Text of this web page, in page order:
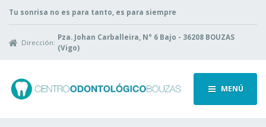
Tu sonrisa no es para tanto, es para siempre
Dirección:
Pza. Johan Carballeira, N° 6 Bajo - 36208 BOUZAS
(Vigo)
MENÚ